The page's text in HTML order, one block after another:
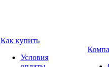
Как купить
Условия